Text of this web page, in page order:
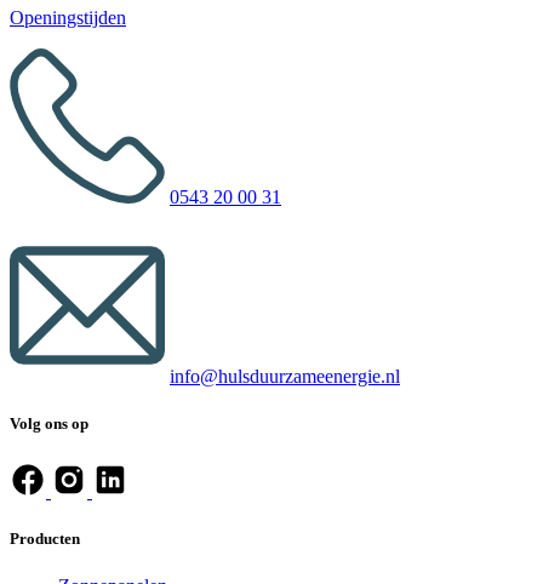
Openingstijden
0543 20 00 31
info@hulsduurzameenergie.nl
Volg on​s op
Producten